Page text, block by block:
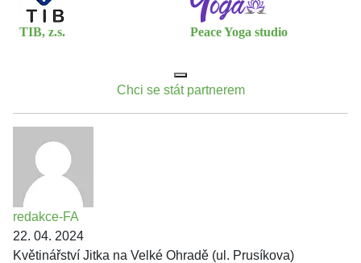
TIB, z.s. Peace Yoga studio
Chci se stát partnerem
redakce-FA
22. 04. 2024
Květinářství Jitka na Velké Ohradě (ul. Prusíkova)